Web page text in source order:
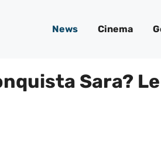
News Cinema
Sara?